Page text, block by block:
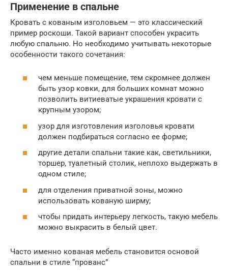
Применение в спальне
Кровать с кованым изголовьем — это классический
пример роскоши. Такой вариант способен украсить
любую спальню. Но необходимо учитывать некоторые
особенности такого сочетания:
чем меньше помещение, тем скромнее должен
быть узор ковки, для больших комнат можно
позволить витиеватые украшения кровати с
крупным узором;
узор для изготовления изголовья кровати
должен подбираться согласно ее форме;
другие детали спальни такие как, светильники,
торшер, туалетный столик, неплохо выдержать в
одном стиле;
для отделения приватной зоны, можно
использовать кованую ширму;
чтобы придать интерьеру легкость, такую мебель
можно выкрасить в белый цвет.
Часто именно кованая мебель становится основой
спальни в стиле “прованс”